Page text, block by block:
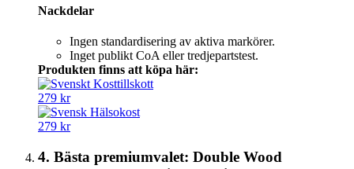
Nackdelar
Ingen standardisering av aktiva markörer.
Inget publikt CoA eller tredjepartstest.
Produkten finns att köpa här:
279 kr
279 kr
4. Bästa premiumvalet: Double Wood